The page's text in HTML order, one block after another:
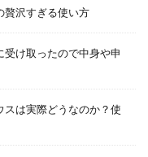
贅沢すぎる使い方
け取ったので中身や申
は実際どうなのか？使